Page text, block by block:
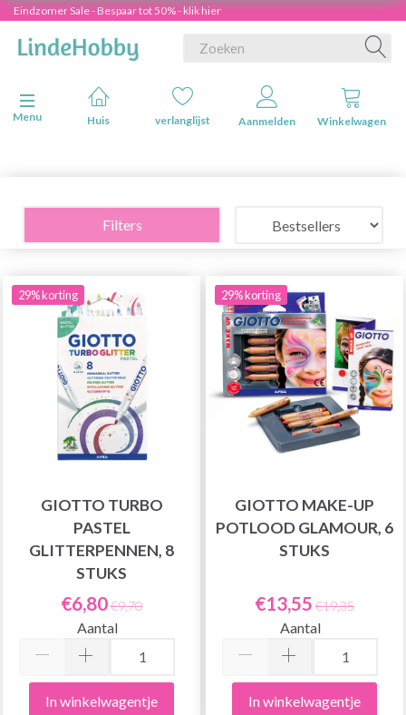
Eindzomer Sale - Bespaar tot 50% - klik hier
Navigatie in-/uitschakelen
Menu
Huis verlanglijst Aanmelden Winkelwagen
Filters
29% korting
GIOTTO TURBO
PASTEL
GLITTERPENNEN, 8
STUKS
€6,80€9,70
Aantal
In winkelwagentje
29% korting
GIOTTO MAKE-UP
POTLOOD GLAMOUR, 6
STUKS
€13,55 €19,35
Aantal
In winkelwagentje